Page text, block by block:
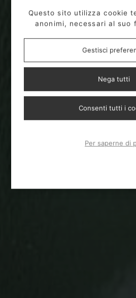
Questo sito utilizza cookie
anonimi, necessari al suo
Gestisci
Nega tutti
Consenti tutti i
Per saperne di